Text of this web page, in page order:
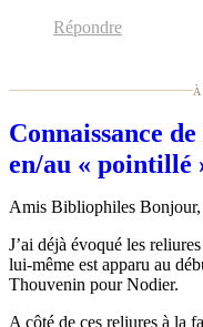
Répondre
Connaissance
en/au « pointillé
Amis Bibliophiles Bonjour,
J’ai déjà évoqué les
lui-même est apparu au
Thouvenin pour Nodier.
A côté de ces reliures à la